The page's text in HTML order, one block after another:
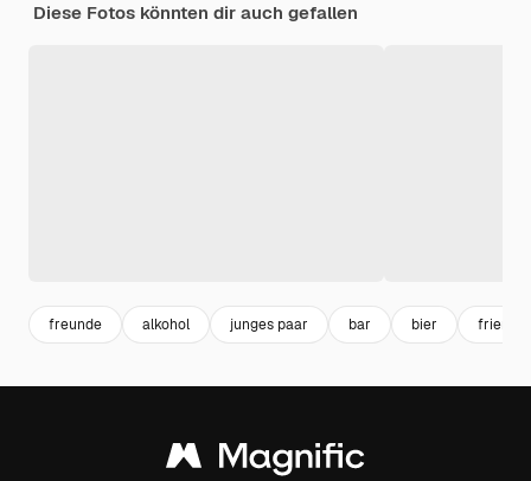
Diese Fotos könnten dir auch gefallen
freunde alkohol junges paar bar bier friends